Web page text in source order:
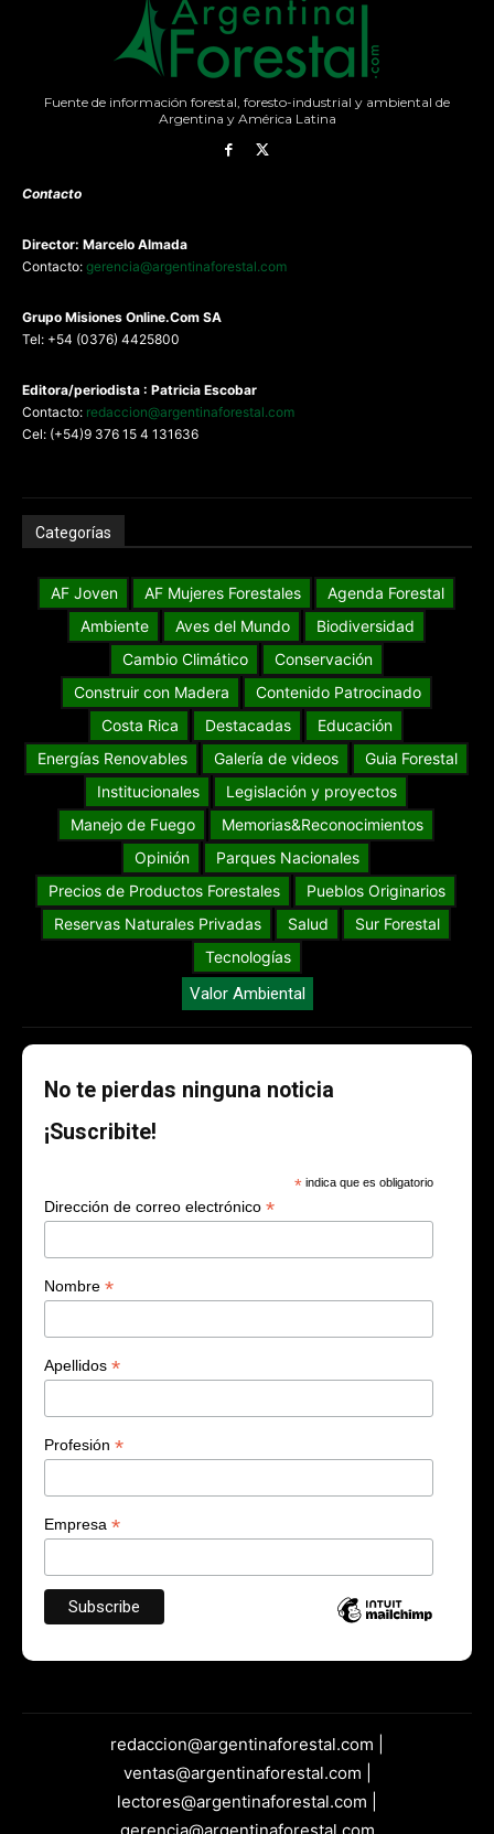
Fuente de información forestal, foresto-industrial y ambiental de
Argentina y América Latina
Contacto
Director: Marcelo Almada
Contacto: gerencia@argentinaforestal.com
Grupo Misiones Online.Com SA
Tel: +54 (0376) 4425800
Editora/periodista : Patricia Escobar
Contacto: redaccion@argentinaforestal.com
Cel: (+54)9 376 15 4 131636
Categorías
AF Joven AF Mujeres Forestales
Agenda Forestal
Ambiente
Aves del Mundo
Biodiversidad
Cambio Climático
Conservación
Construir con Madera
Contenido Patrocinado
Costa Rica
Destacadas
Educación
Energías Renovables
Galería de videos
Guia Forestal
Institucionales
Legislación y proyectos
Manejo de Fuego
Memorias&Reconocimientos
Opinión
Parques Nacionales
Precios de Productos Forestales
Pueblos Originarios
Reservas Naturales Privadas
Salud
Sur Forestal
Tecnologías
Valor Ambiental
No te pierdas ninguna noticia
¡Suscribite!
* indica que es obligatorio
Dirección de correo electrónico *
Nombre *
Apellidos *
Profesión *
Empresa *
redaccion@argentinaforestal.com |
ventas@argentinaforestal.com |
lectores@argentinaforestal.com |